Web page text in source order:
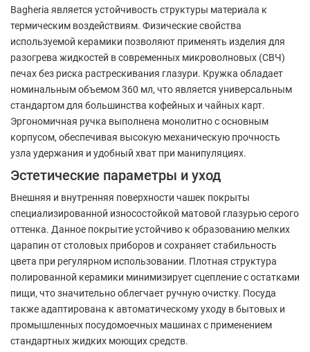
Bagheria является устойчивость структуры материала к
термическим воздействиям. Физические свойства
используемой керамики позволяют применять изделия для
разогрева жидкостей в современных микроволновых (СВЧ)
печах без риска растрескивания глазури. Кружка обладает
номинальным объемом 360 мл, что является универсальным
стандартом для большинства кофейных и чайных карт.
Эргономичная ручка выполнена монолитно с основным
корпусом, обеспечивая высокую механическую прочность
узла удержания и удобный хват при манипуляциях.
Эстетические параметры и уход
Внешняя и внутренняя поверхности чашек покрыты
специализированной износостойкой матовой глазурью серого
оттенка. Данное покрытие устойчиво к образованию мелких
царапин от столовых приборов и сохраняет стабильность
цвета при регулярном использовании. Плотная структура
полированной керамики минимизирует сцепление с остатками
пищи, что значительно облегчает ручную очистку. Посуда
также адаптирована к автоматическому уходу в бытовых и
промышленных посудомоечных машинах с применением
стандартных жидких моющих средств.